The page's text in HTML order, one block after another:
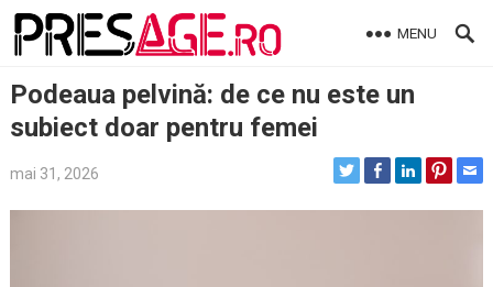
Skip
MENU
Podeaua pelvină: de ce nu este un
subiect doar pentru femei
mai 31, 2026